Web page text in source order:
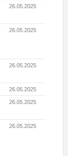
26.05.2025
26.05.2025
26.05.2025
26.05.2025
26.05.2025
26.05.2025